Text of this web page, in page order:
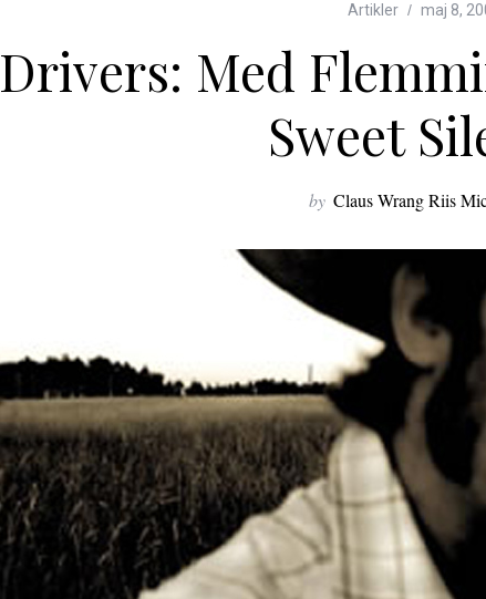
Artikler maj 8,
Drivers: Med
Sweet
by Claus Wrang Riis